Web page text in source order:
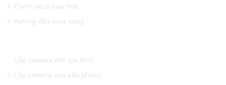
Chính sách bảo mật
Hướng dẫn mua hàng
Lắp camera cho gia đình
Lắp camera cho văn phòng